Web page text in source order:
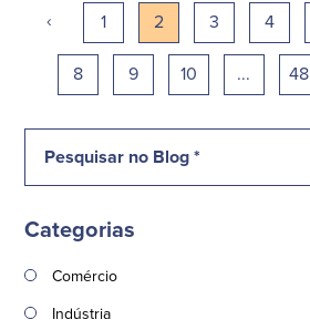
‹ 1 2 3 4
8 9 10 ... 48
Categorias
Comércio
Indústria